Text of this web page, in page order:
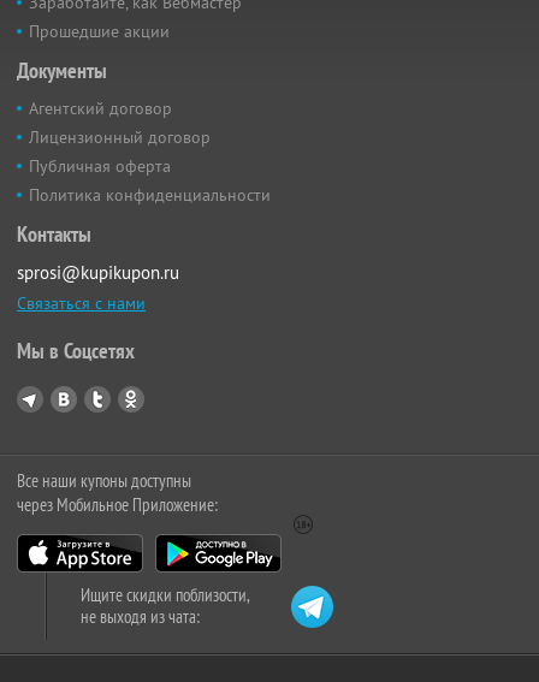
Прошедшие акции
Документы
Агентский договор
Лицензионный договор
Публичная оферта
Политика конфиденциальности
Контакты
sprosi@kupikupon.ru
Связаться с нами
Мы в Соцсетях
Все наши купоны доступны
через Мобильное Приложение:
Ищите скидки поблизости,
не выходя из чата: